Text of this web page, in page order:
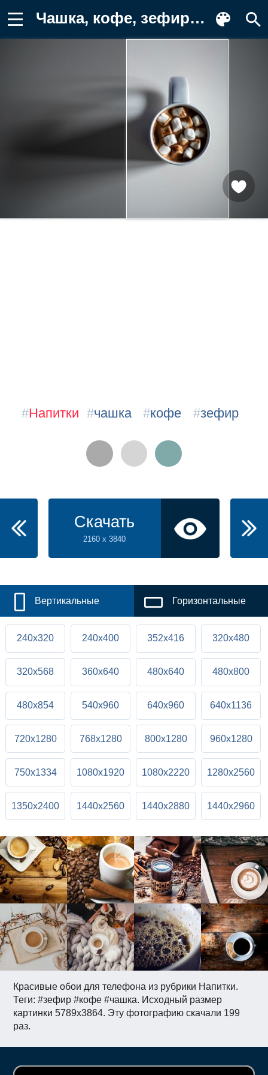
Чашка, кофе, зефир Картинка
Красивые обои для телефона из рубрики Напитки.
Теги: #зефир #кофе #чашка. Исходный размер
картинки 5789x3864. Эту фотографию скачали 199
раз.
#Напитки #чашка #кофе #зефир
Скачать
2160 x 3840
Вертикальные Горизонтальные
240x320 240x400 352x416 320x480
320x568 360x640 480x640 480x800
480x854 540x960 640x960 640x1136
720x1280 768x1280 800x1280 960x1280
750x1334 1080x1920 1080x2220 1280x2560
1350x2400 1440x2560 1440x2880 1440x2960